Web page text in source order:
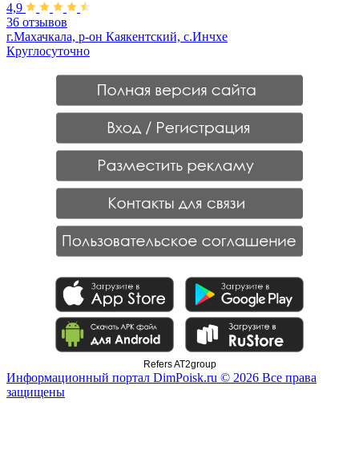
4,9
36 отзывов
г.Махачкала, р-он Каякентский, с.Инчхе
Круглосуточно
Refers AT2group
Информационный портал DimPoisk.ru © 2026 Все права
защищены